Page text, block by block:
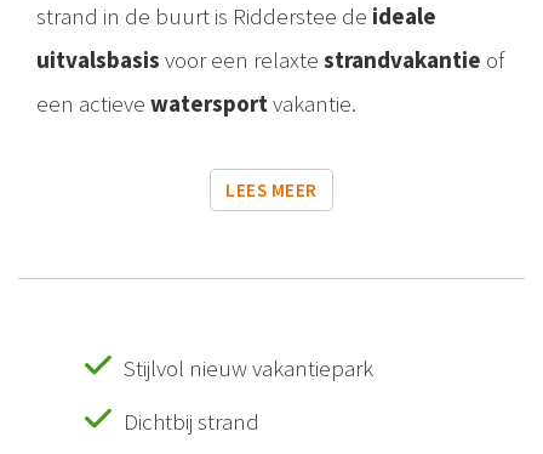
strand in de buurt is Ridderstee de ideale
uitvalsbasis voor een relaxte strandvakantie of
een actieve watersportvakantie.
LEES MEER
Stijlvol nieuw vakantiepark
Dichtbij strand